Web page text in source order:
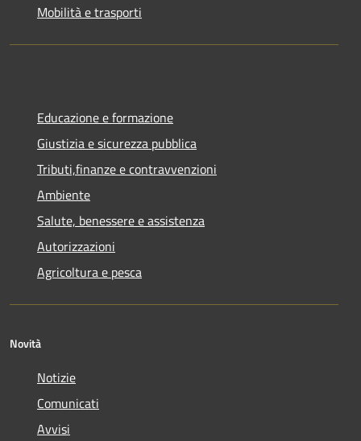
Mobilità e trasporti
Educazione e formazione
Giustizia e sicurezza pubblica
Tributi,finanze e contravvenzioni
Ambiente
Salute, benessere e assistenza
Autorizzazioni
Agricoltura e pesca
Novità
Notizie
Comunicati
Avvisi